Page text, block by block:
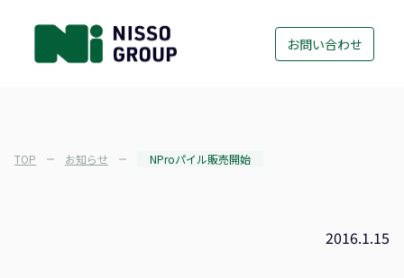
お問い合わせ
TOP お知らせ NProパイル販売開始
2016.1.15